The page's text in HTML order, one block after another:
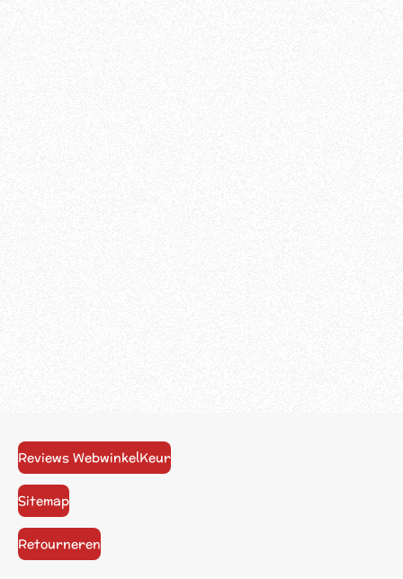
Reviews WebwinkelKeur
Sitemap
Retourneren